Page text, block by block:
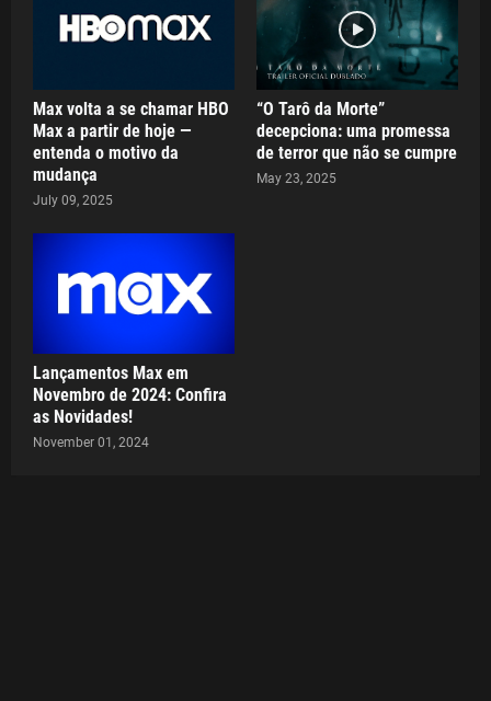
Max volta a se chamar HBO
Max a partir de hoje —
entenda o motivo da
mudança
July 09, 2025
“O Tarô da Morte”
decepciona: uma promessa
de terror que não se cumpre
May 23, 2025
Lançamentos Max em
Novembro de 2024: Confira
as Novidades!
November 01, 2024